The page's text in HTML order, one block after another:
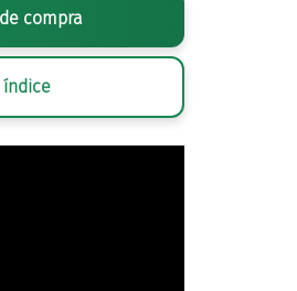
compra
índice